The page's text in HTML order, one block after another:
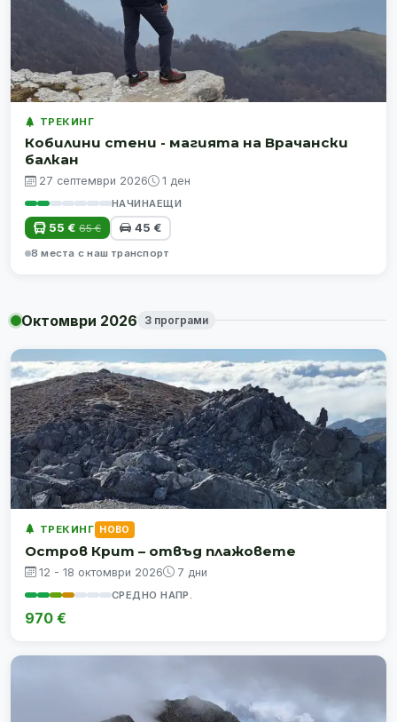
ТРЕКИНГ
Кобилини стени - магията на Врачански
балкан
27 септември 2026 1 ден
НАЧИНАЕЩИ
55 € 65 € 45 €
8 места с наш транспорт
Октомври 2026 3 програми
ТРЕКИНГ НОВО
Остров Крит – отвъд плажовете
12 - 18 октомври 2026 7 дни
СРЕДНО НАПР.
970 €